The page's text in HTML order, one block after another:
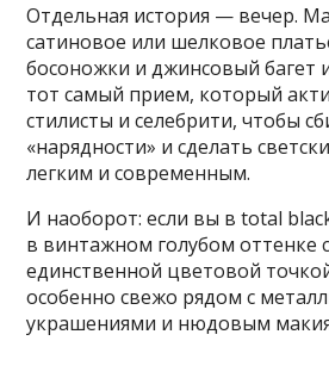
Отдельная история — вечер.
сатиновое или шелковое
босоножки и джинсовый багет
тот самый прием, который
стилисты и селебрити, чтобы
«нарядности» и сделать
легким и современным.
И наоборот: если вы в total
в винтажном голубом оттенке
единственной цветовой
особенно свежо рядом с
украшениями и нюдовым